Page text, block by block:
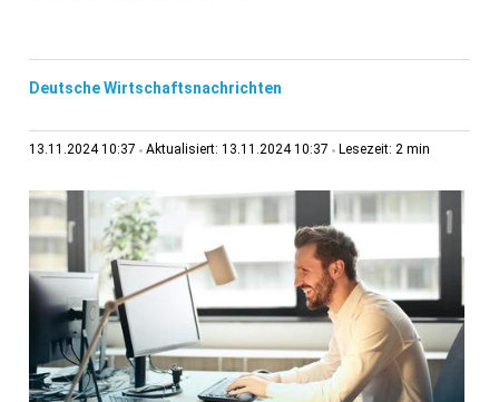
Deutsche Wirtschaftsnachrichten
13.11.2024 10:37 Aktualisiert: 13.11.2024 10:37 Lesezeit: 2 min